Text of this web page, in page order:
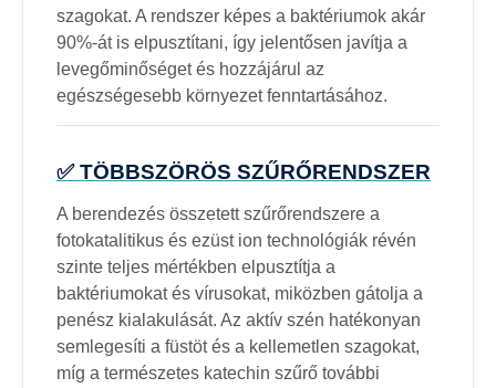
szagokat. A rendszer képes a baktériumok akár
90%-át is elpusztítani, így jelentősen javítja a
levegőminőséget és hozzájárul az
egészségesebb környezet fenntartásához.
✅ TÖBBSZÖRÖS SZŰRŐRENDSZER
A berendezés összetett szűrőrendszere a
fotokatalitikus és ezüst ion technológiák révén
szinte teljes mértékben elpusztítja a
baktériumokat és vírusokat, miközben gátolja a
penész kialakulását. Az aktív szén hatékonyan
semlegesíti a füstöt és a kellemetlen szagokat,
míg a természetes katechin szűrő további